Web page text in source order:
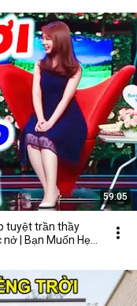
59:05
tuyệt trần thầy
| Bạn Muốn Hẹn